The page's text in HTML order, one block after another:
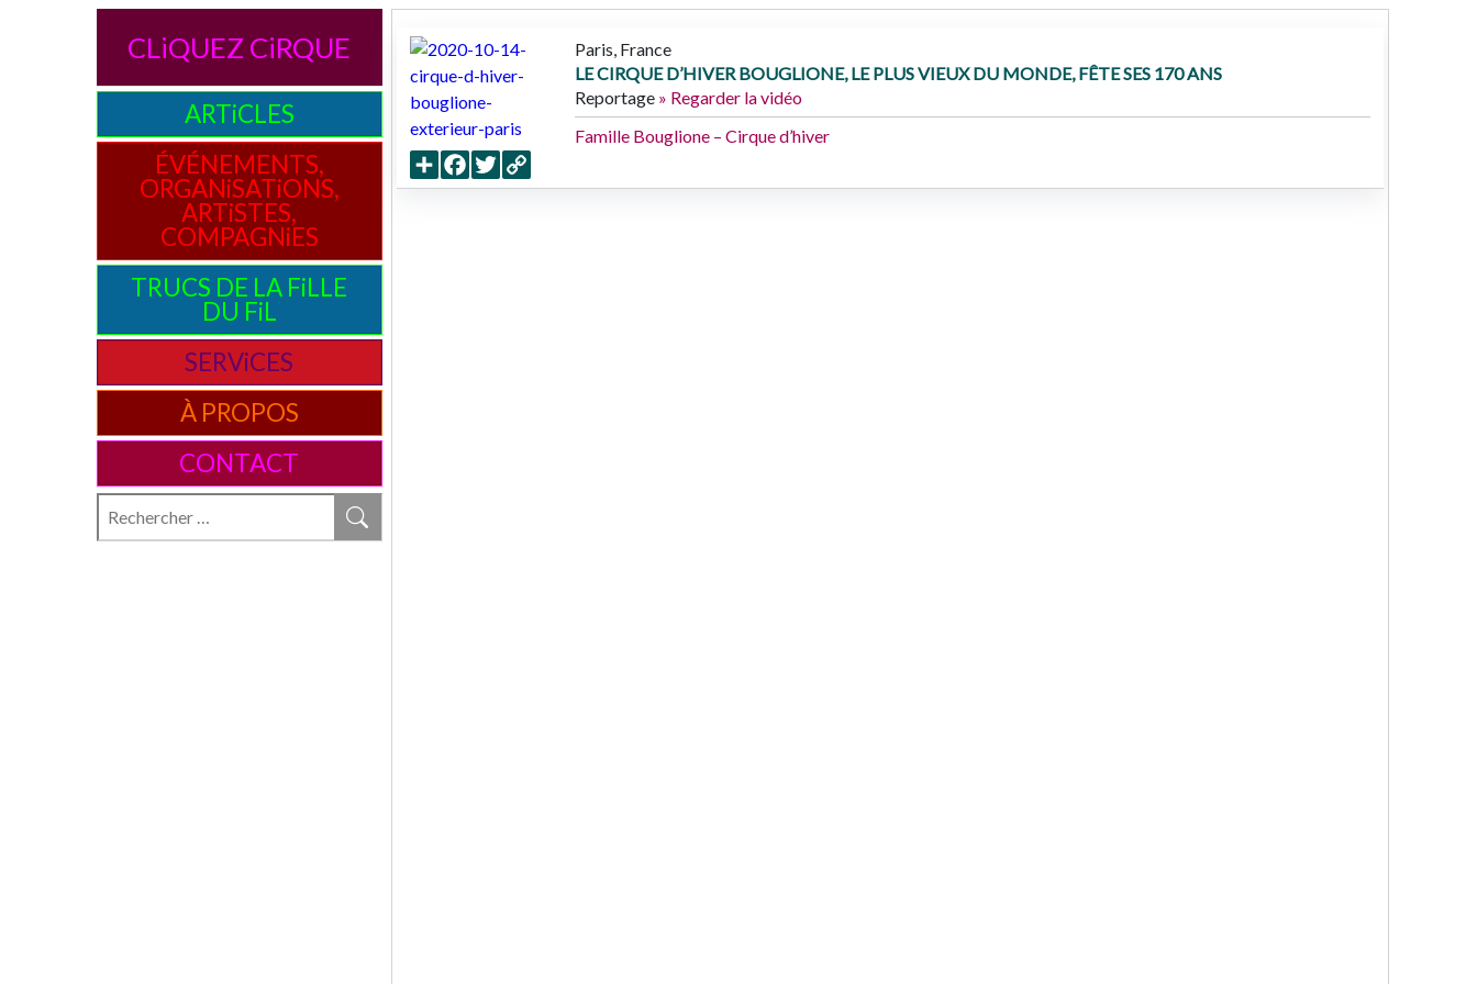
CLiQUEZ CiRQUE
ARTiCLES
ÉVÉNEMENTS,
ORGANiSATiONS,
ARTiSTES,
COMPAGNiES
TRUCS DE LA FiLLE
DU FiL
SERViCES
À PROPOS
CONTACT
Partager
Facebook
TwitterCopy
Link
Paris, France
LE CIRQUE D’HIVER BOUGLIONE, LE PLUS VIEUX DU MONDE, FÊTE SES 170 ANS
Reportage » Regarder la vidéo
Famille Bouglione – Cirque d’hiver